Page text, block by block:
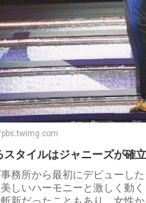
スタイルはジャニーズが確立
務所から最初にデビューし
しいハーモニーと激しく動